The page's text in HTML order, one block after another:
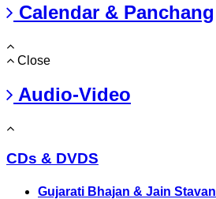
Calendar & Panchang
Close
Audio-Video
CDs & DVDS
Gujarati Bhajan & Jain Stavan